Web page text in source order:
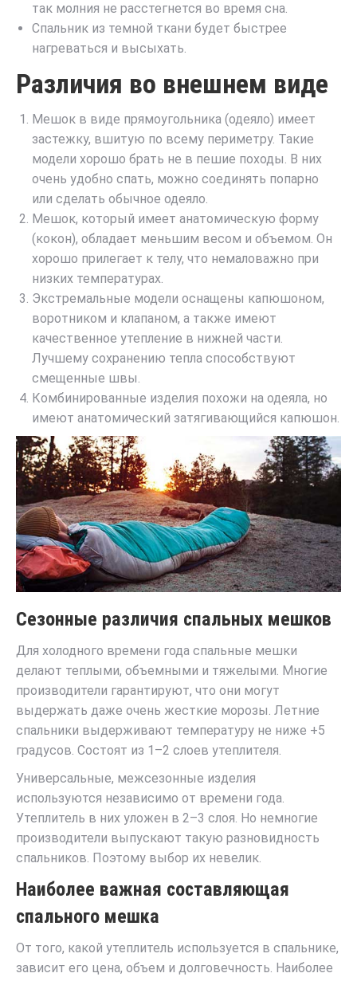
так молния не расстегнется во время сна.
Спальник из темной ткани будет быстрее
нагреваться и высыхать.
Различия во внешнем виде
Мешок в виде прямоугольника (одеяло) имеет
застежку, вшитую по всему периметру. Такие
модели хорошо брать не в пешие походы. В них
очень удобно спать, можно соединять попарно
или сделать обычное одеяло.
Мешок, который имеет анатомическую форму
(кокон), обладает меньшим весом и объемом. Он
хорошо прилегает к телу, что немаловажно при
низких температурах.
Экстремальные модели оснащены капюшоном,
воротником и клапаном, а также имеют
качественное утепление в нижней части.
Лучшему сохранению тепла способствуют
смещенные швы.
Комбинированные изделия похожи на одеяла, но
имеют анатомический затягивающийся капюшон.
Сезонные различия спальных мешков
Для холодного времени года спальные мешки
делают теплыми, объемными и тяжелыми. Многие
производители гарантируют, что они могут
выдержать даже очень жесткие морозы. Летние
спальники выдерживают температуру не ниже +5
градусов. Состоят из 1–2 слоев утеплителя.
Универсальные, межсезонные изделия
используются независимо от времени года.
Утеплитель в них уложен в 2–3 слоя. Но немногие
производители выпускают такую разновидность
спальников. Поэтому выбор их невелик.
Наиболее важная составляющая
спального мешка
От того, какой утеплитель используется в спальнике,
зависит его цена, объем и долговечность. Наиболее